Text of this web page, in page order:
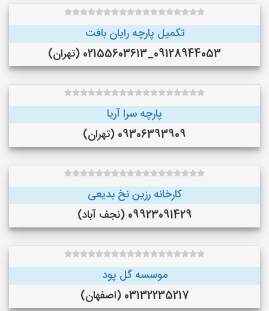
تکمیل پارچه رایان بافت
09128944053_02155603613 (تهران)
پارچه سرا آریا
09306393909 (تهران)
کارخانه رزین نخ بدیعی
09923091429 (نجف‌ آباد)
موسسه گل پود
03132235217 (اصفهان)